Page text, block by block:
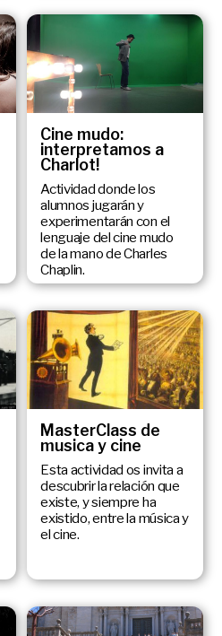
Cine mudo:
interpretamos a
Charlot!
Actividad donde los
alumnos jugarán y
experimentarán con el
lenguaje del cine mudo
de la mano de Charles
Chaplin.
MasterClass de
musica y cine
Esta actividad os invita a
descubrir la relación que
existe, y siempre ha
existido, entre la música y
el cine.